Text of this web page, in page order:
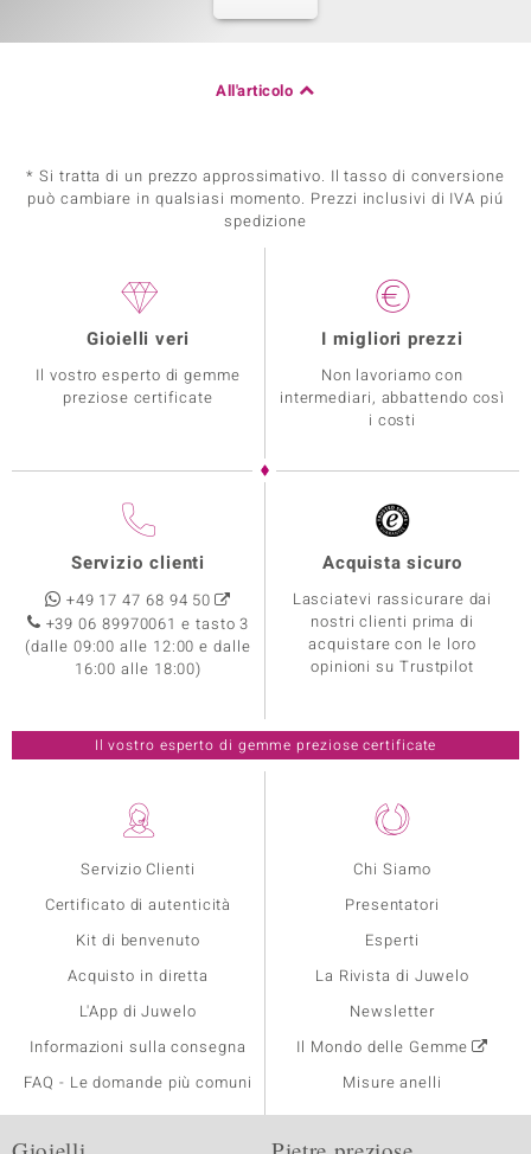
All'articolo
* Si tratta di un prezzo approssimativo. Il tasso di conversione
può cambiare in qualsiasi momento. Prezzi inclusivi di IVA piú
spedizione
Servizio Clienti
Certificato di autenticità
Kit di benvenuto
Acquisto in diretta
L'App di Juwelo
Informazioni sulla consegna
FAQ - Le domande più comuni
Chi Siamo
Presentatori
Esperti
La Rivista di Juwelo
Newsletter
Il Mondo delle Gemme
Misure anelli
Gioielli veri
Il vostro esperto di gemme
preziose certificate
I migliori prezzi
Non lavoriamo con
intermediari, abbattendo così
i costi
Servizio clienti
+49 17 47 68 94 50
+39 06 89970061 e tasto 3
(dalle 09:00 alle 12:00 e dalle
16:00 alle 18:00)
Acquista sicuro
Lasciatevi rassicurare dai
nostri clienti prima di
acquistare con le loro
opinioni su Trustpilot
Il vostro esperto di gemme preziose certificate